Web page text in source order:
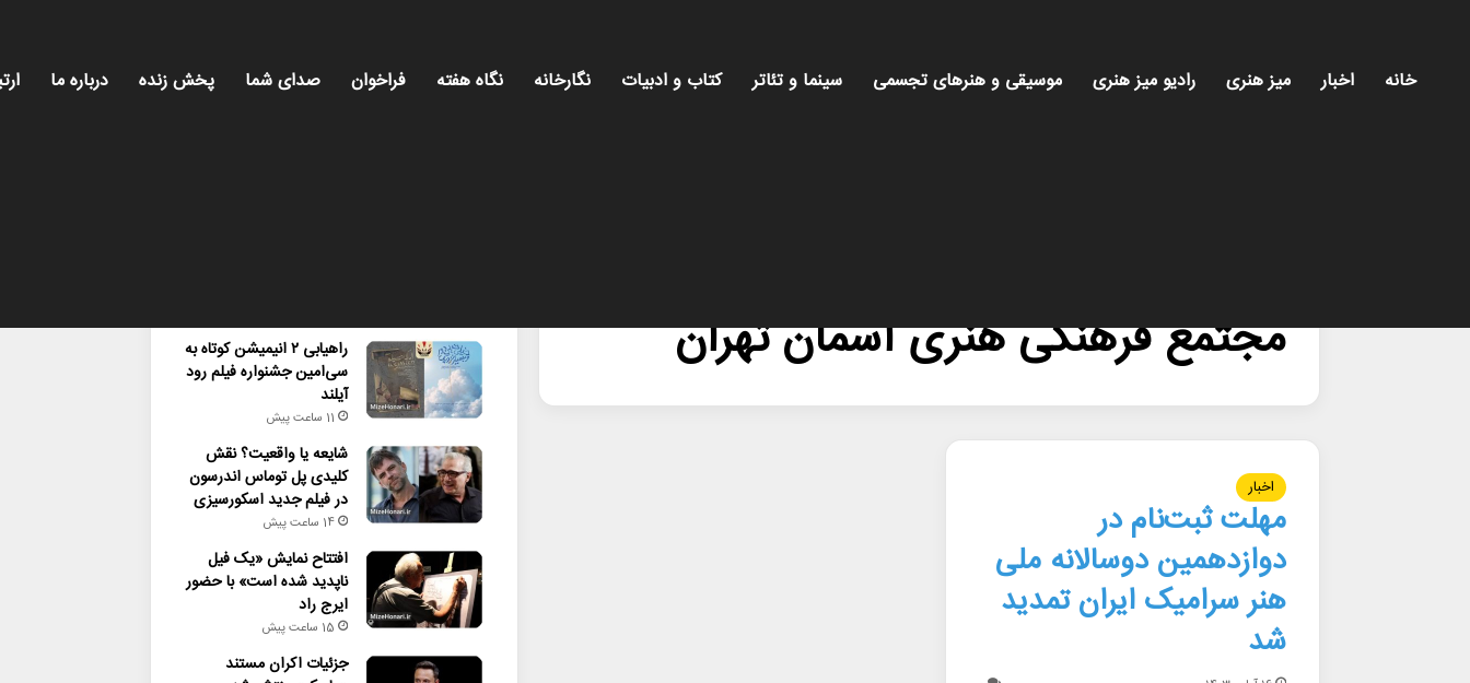
خانه اخبار میز هنری رادیو میز هنری موسیقی و هنرهای تجسمی سینما و تئاتر کتاب و ادبیات نگارخانه نگاه هفته فراخوان صدای شما پخش زنده درباره ما
مجتمع فرهنگی هنری آسمان تهران
اخبار
مهلت ثبت‌نام در
دوازدهمین دوسالانه ملی
هنر سرامیک ایران تمدید
شد
راهیابی ۲ انیمیشن کوتاه به
سی‌امین جشنواره فیلم رود
آیلند
11 ساعت پیش
شایعه یا واقعیت؟ نقش
کلیدی پل توماس اندرسون
در فیلم جدید اسکورسیزی
14 ساعت پیش
افتتاح نمایش «یک فیل
ناپدید شده است» با حضور
ایرج راد
15 ساعت پیش
جزئیات اکران مستند